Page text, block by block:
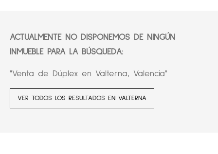
ACTUALMENTE NO DISPONEMOS DE NINGÚN
INMUEBLE PARA LA BÚSQUEDA:
"Venta de Dúplex en Valterna, Valencia"
VER TODOS LOS RESULTADOS EN VALTERNA